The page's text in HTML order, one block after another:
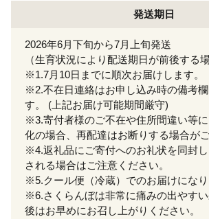
発送期日
2026年6月下旬から7月上旬発送
（生育状況により配送期日が前後する
※1.7月10日までに順次お届けします。
※2.不在日連絡はお申し込み時の備考
す。 (上記お届け可能期間厳守)
※3.寄付者様のご不在や住所間違い等
化の場合、再配達はお断りする場合がご
※4.返礼品にご寄付へのお礼状を同封
される場合はご注意ください。
※5.クール便（冷蔵）でのお届けになり
※6.さくらんぼは非常に痛みの出やす
後はお早めにお召し上がりください。